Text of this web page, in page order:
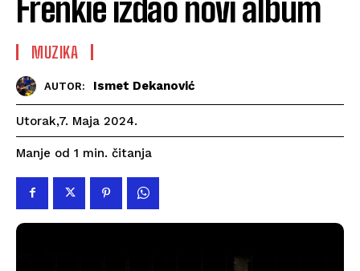
Frenkie izdao novi album
MUZIKA
AUTOR: Ismet Dekanović
Utorak,7. Maja 2024.
Manje od 1 min. čitanja